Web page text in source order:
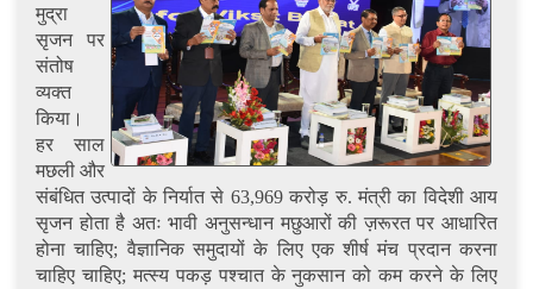
मुद्रा
सृजन पर
संतोष
व्यक्त
किया।
हर साल
मछली और
संबंधित उत्पादों के निर्यात से 63,969 करोड़ रु. मंत्री का विदेशी आय
सृजन होता है अतः भावी अनुसन्धान मछुआरों की ज़रूरत पर आधारित
होना चाहिए; वैज्ञानिक समुदायों के लिए एक शीर्ष मंच प्रदान करना
चाहिए चाहिए; मत्स्य पकड़ पश्चात के नुकसान को कम करने के लिए